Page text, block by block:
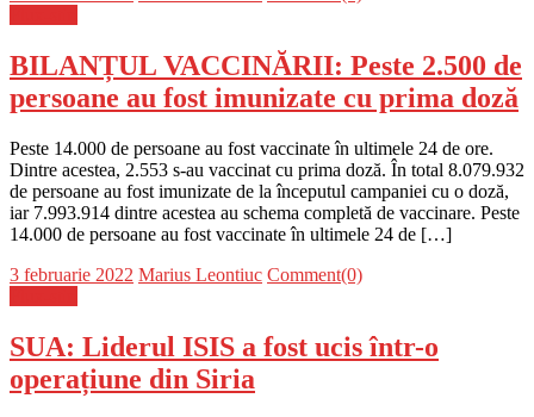
BILANȚUL VACCINĂRII: Peste 2.500 de
persoane au fost imunizate cu prima doză
Peste 14.000 de persoane au fost vaccinate în ultimele 24 de ore.
Dintre acestea, 2.553 s-au vaccinat cu prima doză. În total 8.079.932
de persoane au fost imunizate de la începutul campaniei cu o doză,
iar 7.993.914 dintre acestea au schema completă de vaccinare. Peste
14.000 de persoane au fost vaccinate în ultimele 24 de […]
Posted
3 februarie 2022 Author
Marius Leontiuc Comment(0)
SUA: Liderul ISIS a fost ucis într-o
operațiune din Siria